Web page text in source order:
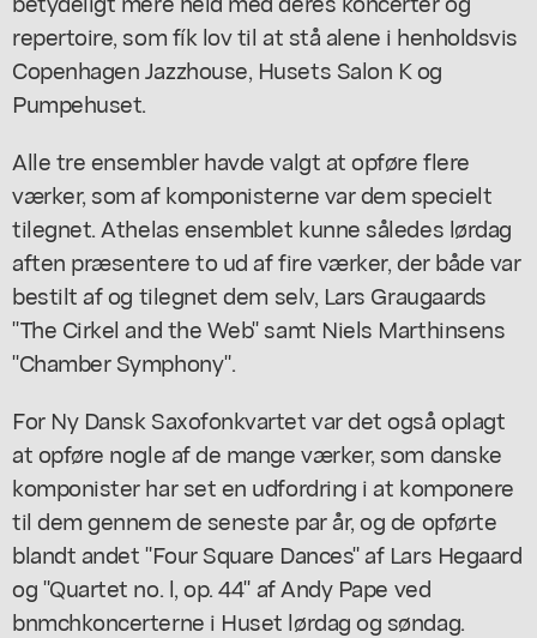
repertoire, som fík lov til at stå alene i henholdsvis
Copenhagen Jazzhouse, Husets Salon K og
Pumpehuset.
Alle tre ensembler havde valgt at opføre flere
værker, som af komponisterne var dem specielt
tilegnet. Athelas ensemblet kunne således lørdag
aften præsentere to ud af fire værker, der både var
bestilt af og tilegnet dem selv, Lars Graugaards
"The Cirkel and the Web" samt Niels Marthinsens
"Chamber Symphony".
For Ny Dansk Saxofonkvartet var det også oplagt
at opføre nogle af de mange værker, som danske
komponister har set en udfordring i at komponere
til dem gennem de seneste par år, og de opførte
blandt andet "Four Square Dances" af Lars Hegaard
og "Quartet no. l, op. 44" af Andy Pape ved
bnmchkoncerterne i Huset lørdag og søndag.